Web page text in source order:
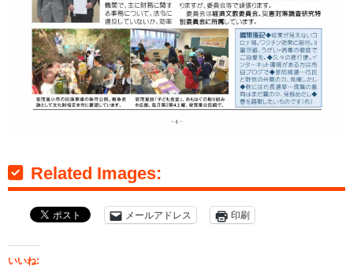
Related Images:
メールアドレス 印刷
いいね: